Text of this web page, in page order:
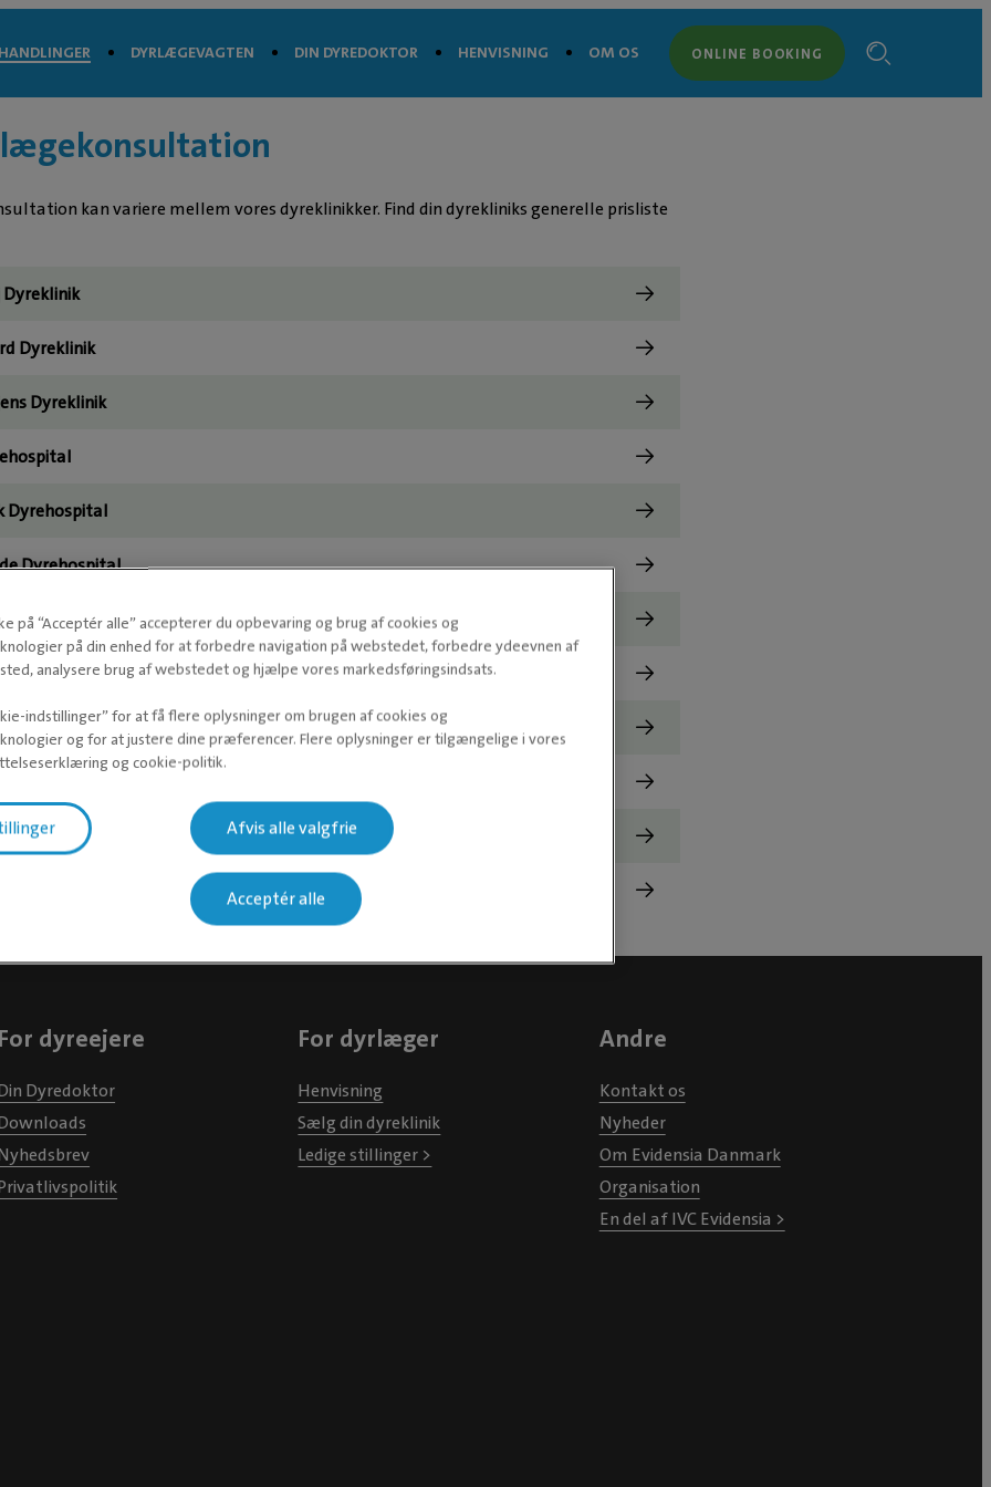
DYRLÆGEVAGTEN DIN DYREDOKTOR HENVISNING OM OS ONLINE BOOKING
kan variere mellem vores dyreklinikker. Find din dyrekliniks generelle prisliste
Dyreklinik
Dyreklinik
Dyreklinik
Dyrehospital
Dyrehospital
Dyrehospital
Dyreklinik
Dyrehospital
Dyrehospital
For dyreejere
Dyredoktor
For dyrlæger
Henvisning
Sælg din dyreklinik
Ledige stillinger >
Andre
Kontakt os
Nyheder
Om Evidensia Danmark
Organisation
En del af IVC Evidensia >
på “Acceptér alle” accepterer du opbevaring og brug af cookies og
på din enhed for at forbedre navigation på webstedet, forbedre ydeevnen af
analysere brug af webstedet og hjælpe vores markedsføringsindsats.
indstillinger” for at få flere oplysninger om brugen af cookies og
og for at justere dine præferencer. Flere oplysninger er tilgængelige i vores
og cookie-politik.
Afvis alle valgfrie
Acceptér alle